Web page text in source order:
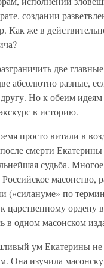
создании
Как же в
две
абсолютно разные,
Но к обеим
в историю.
просто витали в
смерти
судьба.
масонство,
(«силануме» по
царственному
в одном масонском
ум Екатерины не
Она изучила